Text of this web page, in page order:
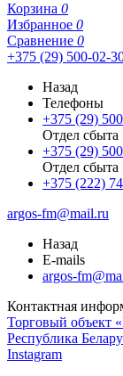
Корзина 0
Избранное 0
Сравнение 0
+375 (29) 500-02-
Назад
Телефоны
+375 (29)
Отдел сбыта
+375 (29)
Отдел сбыта
+375 (222)
argos-fm@mail.ru
Назад
E-mails
argos-
Контактная
Торговый объект
Республика
Instagram